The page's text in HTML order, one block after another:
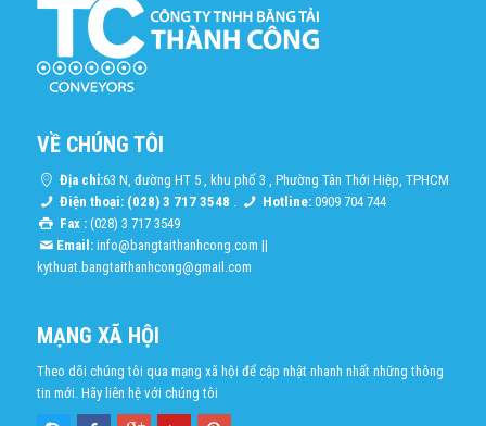
VỀ CHÚNG TÔI
Địa chỉ:63 N, đường HT 5 , khu phố 3 , Phường Tân Thới Hiệp, TPHCM
Điện thoại: (028) 3 717 3548 . Hotline: 0909 704 744
Fax :(028) 3 717 3549
Email: info@bangtaithanhcong.com ||
kythuat.bangtaithanhcong@gmail.com
MẠNG XÃ HỘI
Theo dõi chúng tôi qua mạng xã hội để cập nhật nhanh nhất những thông
tin mới. Hãy liên hệ với chúng tôi